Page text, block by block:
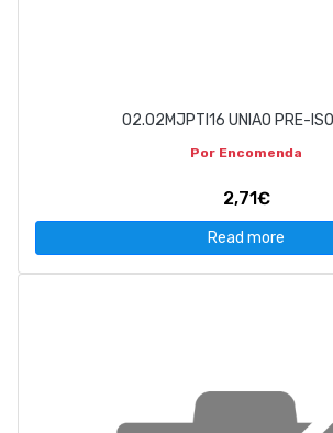
02.02MJPTI16 UNIAO PRE-
Por Encomenda
2,71€
Read more